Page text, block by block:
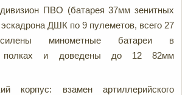
ПВО (батарея 37мм зенитных
ДШК по 9 пулеметов, всего 27
минометные батареи в
полках и доведены до 12 82мм
корпус: взамен артиллерийского